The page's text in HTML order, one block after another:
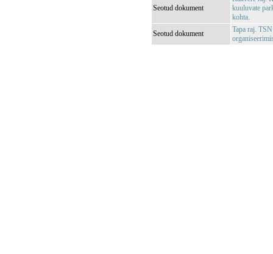
Seotud dokument
kuuluvate
kohta.
Seotud dokument
Tapa raj.